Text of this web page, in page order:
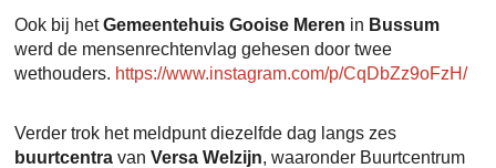
Ook bij hetGemeentehuis Gooise Meren in Bussum
werd de mensenrechtenvlag gehesen door twee
wethouders. https://www.instagram.com/p/CqDbZz9oFzH/
Verder trok het meldpunt diezelfde dag langs zes
buurtcentravan Versa Welzijn, waaronder Buurtcentrum